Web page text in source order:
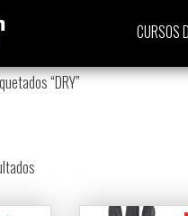
CURSOS
“DRY”